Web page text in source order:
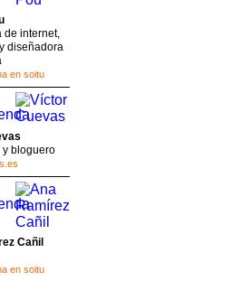
de internet,
diseñadora
en soitu
y bloguero
Cañil
en soitu